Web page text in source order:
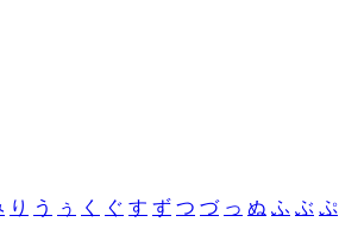
り う ぅ く ぐ す ず つ づ っ ぬ ふ ぶ ぷ